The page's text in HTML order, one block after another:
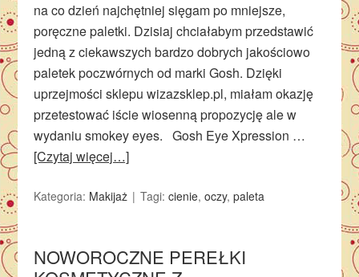
na co dzień najchętniej sięgam po mniejsze,
poręczne paletki. Dzisiaj chciałabym przedstawić
jedną z ciekawszych bardzo dobrych jakościowo
paletek poczwórnych od marki Gosh. Dzięki
uprzejmości sklepu wizazsklep.pl, miałam okazję
przetestować iście wiosenną propozycję ale w
wydaniu smokey eyes. Gosh Eye Xpression …
[Czytaj więcej…]
Kategoria: Makijaż Tagi:cienie,oczy,paleta
NOWOROCZNE PEREŁKI